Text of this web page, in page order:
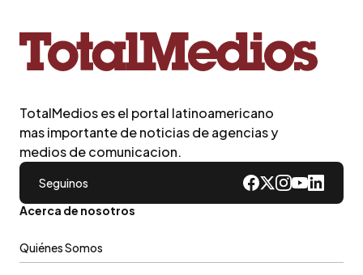
TotalMedios es el portal latinoamericano
mas importante de noticias de agencias y
medios de comunicacion.
Seguinos
Acerca de nosotros
Quiénes Somos